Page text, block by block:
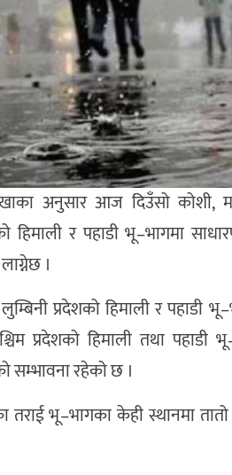
अनुसार आज दिउँसो कोशी,
हिमाली र पहाडी भू–भागमा
।
प्रदेशको हिमाली र पहाडी
प्रदेशको हिमाली तथा पहाडी
सम्भावना रहेको छ ।
भू–भागका केही स्थानमा